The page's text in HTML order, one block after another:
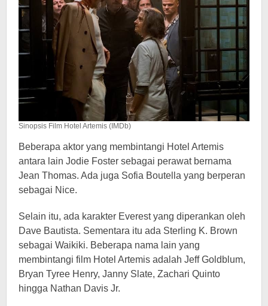
Sinopsis Film Hotel Artemis (IMDb)
Beberapa aktor yang membintangi Hotel Artemis
antara lain Jodie Foster sebagai perawat bernama
Jean Thomas. Ada juga Sofia Boutella yang berperan
sebagai Nice.
Selain itu, ada karakter Everest yang diperankan oleh
Dave Bautista. Sementara itu ada Sterling K. Brown
sebagai Waikiki. Beberapa nama lain yang
membintangi film Hotel Artemis adalah Jeff Goldblum,
Bryan Tyree Henry, Janny Slate, Zachari Quinto
hingga Nathan Davis Jr.